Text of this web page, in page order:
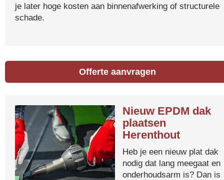
je later hoge kosten aan binnenafwerking of structurele
schade.
Offerte aanvragen
Nieuw EPDM dak
plaatsen
Herenthout
Heb je een nieuw plat dak
nodig dat lang meegaat en
onderhoudsarm is? Dan is